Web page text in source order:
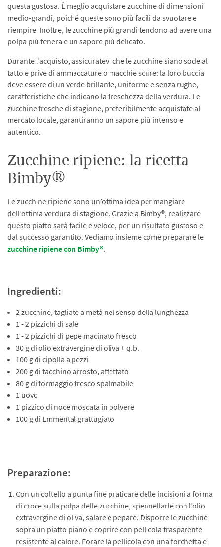
questa gustosa. È meglio acquistare zucchine di dimensioni
medio-grandi, poiché queste sono più facili da svuotare e
riempire. Inoltre, le zucchine più grandi tendono ad avere una
polpa più tenera e un sapore più delicato.
Durante l’acquisto, assicuratevi che le zucchine siano sode al
tatto e prive di ammaccature o macchie scure: la loro buccia
deve essere di un verde brillante, uniforme e senza rughe,
caratteristiche che indicano la freschezza della verdura. Le
zucchine fresche di stagione, preferibilmente acquistate al
mercato locale, garantiranno un sapore più intenso e
autentico.
Zucchine ripiene: la ricetta
Bimby®
Le zucchine ripiene sono un’ottima idea per mangiare
dell’ottima verdura di stagione. Grazie a Bimby®, realizzare
questo piatto sarà facile e veloce, per un risultato gustoso e
dal successo garantito. Vediamo insieme come preparare le
zucchine ripienecon Bimby®.
Ingredienti:
2 zucchine, tagliate a metà nel senso della lunghezza
1 - 2 pizzichi di sale
1 - 2 pizzichi di pepe macinato fresco
30 g di olio extravergine di oliva + q.b.
100 g di cipolla a pezzi
200 g di tacchino arrosto, affettato
80 g di formaggio fresco spalmabile
1 uovo
1 pizzico di noce moscata in polvere
100 g di Emmental grattugiato
Preparazione:
Con un coltello a punta fine praticare delle incisioni a forma
di croce sulla polpa delle zucchine, spennellarle con l’olio
extravergine di oliva, salare e pepare. Disporre le zucchine
sopra un piatto piano e coprire con pellicola trasparente
resistente al calore. Forare la pellicola con una forchetta e